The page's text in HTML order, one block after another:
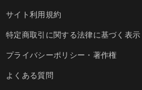
サイト利用規約
特定商取引に関する法律に基づく表示
プライバシーポリシー・著作権
よくある質問